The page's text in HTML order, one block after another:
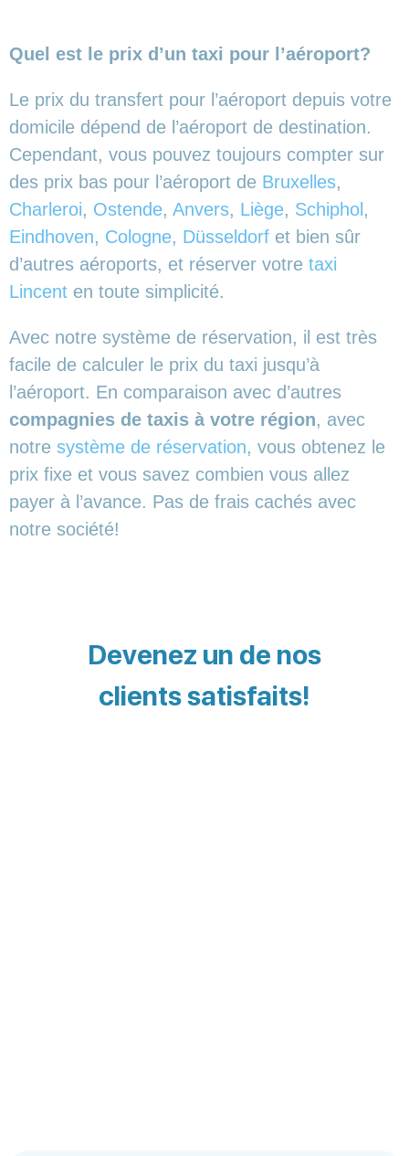
Quel est le prix d’un taxi pour l’aéroport?
Le prix du transfert pour l’aéroport depuis votre
domicile dépend de l’aéroport de destination.
Cependant, vous pouvez toujours compter sur
des prix bas pour l’aéroport de Bruxelles,
Charleroi, Ostende, Anvers, Liège, Schiphol ,
Eindhoven, Cologne, Düsseldorf et bien sûr
d’autres aéroports, et réserver votre taxi
Lincent en toute simplicité.
Avec notre système de réservation, il est très
facile de calculer le prix du taxi jusqu’à
l’aéroport. En comparaison avec d’autres
compagnies de taxis à votre région, avec
notre système de réservation, vous obtenez le
prix fixe et vous savez combien vous allez
payer à l’avance. Pas de frais cachés avec
notre société!
Devenez un de nos
clients satisfaits!